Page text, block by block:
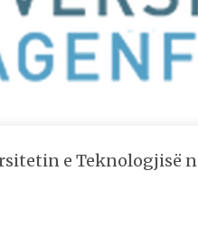
e Teknologjisë